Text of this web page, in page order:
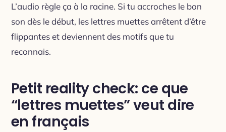
L’audio règle ça à la racine. Si tu accroches le bon
son dès le début, les lettres muettes arrêtent d’être
flippantes et deviennent des motifs que tu
reconnais.
Petit reality check: ce que
“lettres muettes” veut dire
en français